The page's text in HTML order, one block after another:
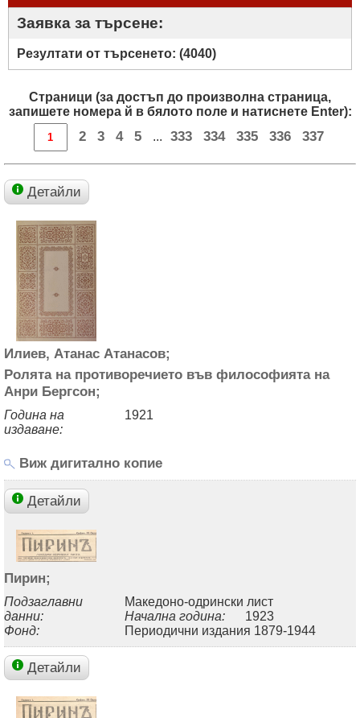
Заявка за търсене:
Резултати от търсенето: (4040)
Страници (за достъп до произволна страница,
запишете номера й в бялото поле и натиснете Enter):
2 3 4 5 ... 333 334 335 336 337
Детайли
Илиев, Атанас Атанасов;
Ролята на противоречието във философията на
Анри Бергсон;
Година на
издаване:
1921
Виж дигитално копие
Детайли
Пирин;
Подзаглавни
данни:
Македоно-одрински лист
Начална година:
1923
Фонд:
Периодични издания 1879-1944
Детайли